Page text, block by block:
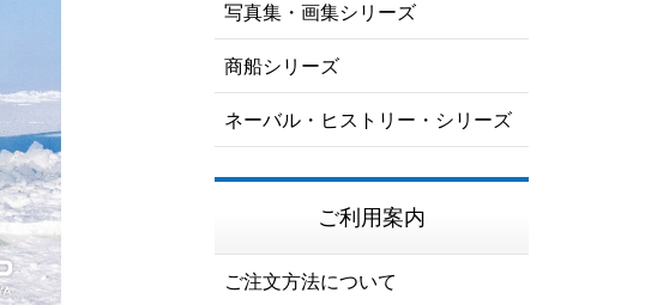
写真集・画集シリーズ
商船シリーズ
ネーバル・ヒストリー・シリーズ
ご利用案内
ご注文方法について